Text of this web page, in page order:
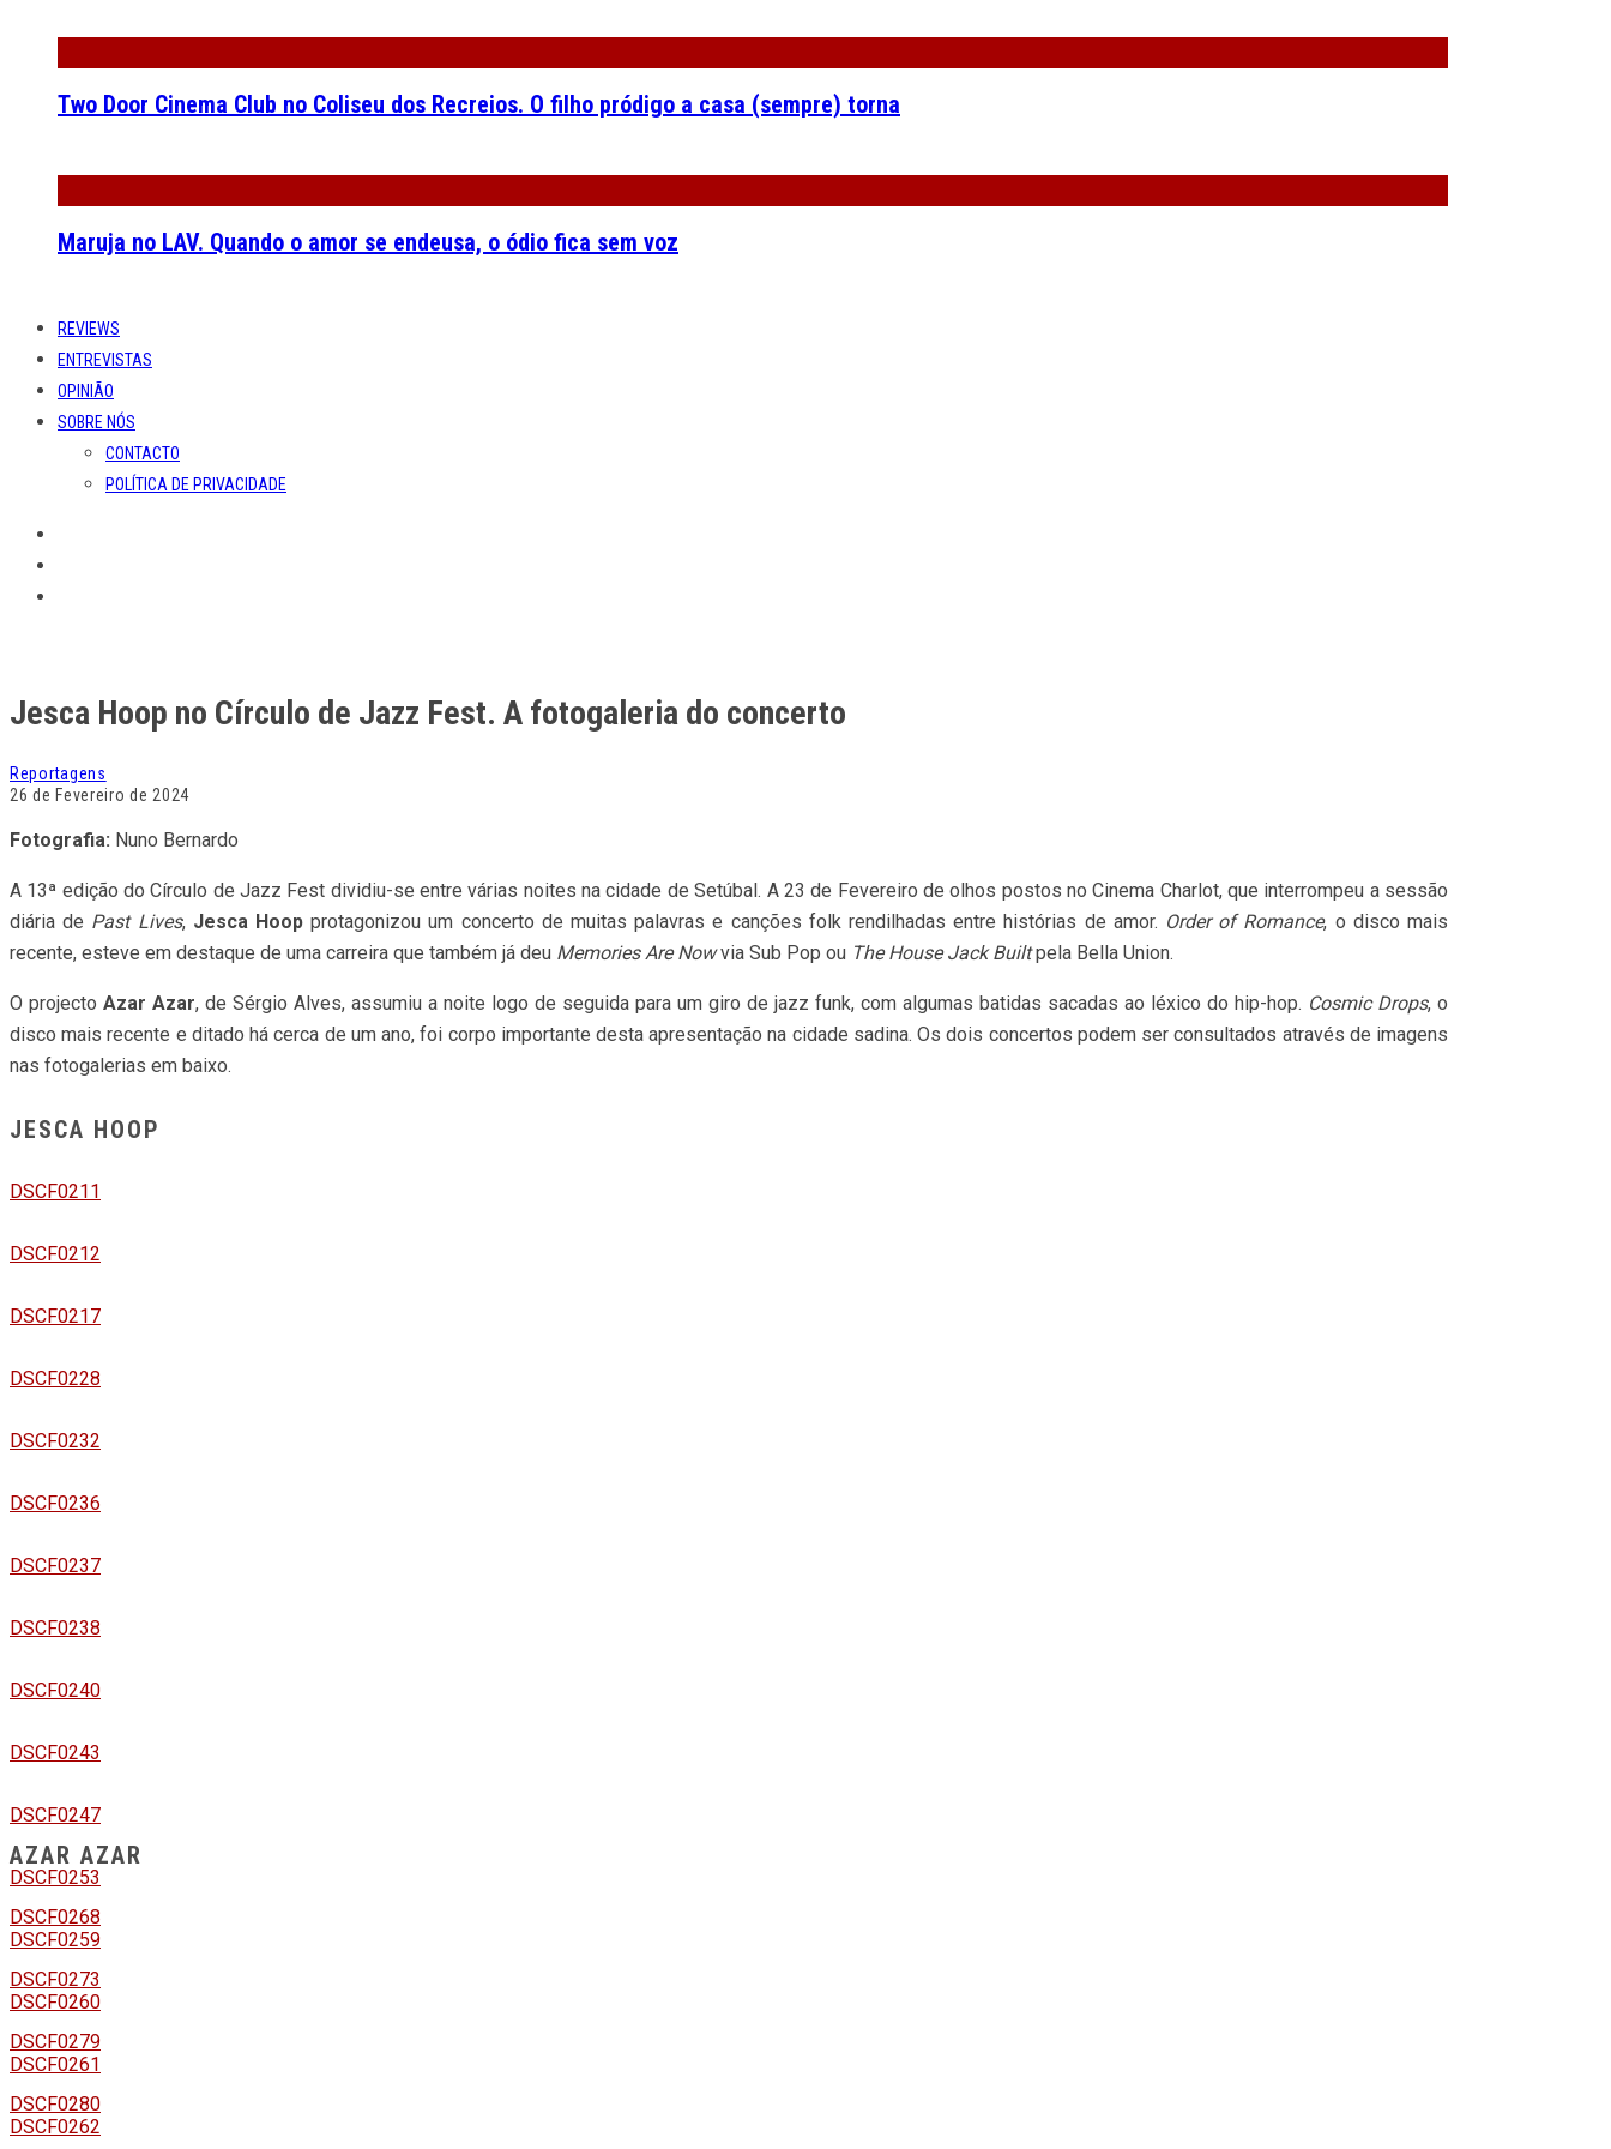
Two Door Cinema Club no Coliseu dos Recreios. O filho pródigo a casa (sempre) torna
Maruja no LAV. Quando o amor se endeusa, o ódio fica sem voz
REVIEWS
ENTREVISTAS
OPINIÃO
SOBRE NÓS
CONTACTO
POLÍTICA DE PRIVACIDADE
Jesca Hoop no Círculo de Jazz Fest. A fotogaleria do concerto
Reportagens
26 de Fevereiro de 2024
Fotografia: Nuno Bernardo
A 13ª edição do Círculo de Jazz Fest dividiu-se entre várias noites na cidade de Setúbal. A 23 de Fevereiro de olhos postos no Cinema Charlot, que interrompeu a sessão
diária de Past Lives, Jesca Hoop protagonizou um concerto de muitas palavras e canções folk rendilhadas entre histórias de amor. Order of Romance, o disco mais
recente, esteve em destaque de uma carreira que também já deu Memories Are Nowvia Sub Pop ou The House Jack Builtpela Bella Union.
O projecto Azar Azar, de Sérgio Alves, assumiu a noite logo de seguida para um giro de jazz funk, com algumas batidas sacadas ao léxico do hip-hop. Cosmic Drops, o
disco mais recente e ditado há cerca de um ano, foi corpo importante desta apresentação na cidade sadina. Os dois concertos podem ser consultados através de imagens
nas fotogalerias em baixo.
JESCA HOOP
DSCF0211
DSCF0212
DSCF0217
DSCF0228
DSCF0232
DSCF0236
DSCF0237
DSCF0238
DSCF0240
DSCF0243
DSCF0247
DSCF0253
DSCF0259
DSCF0260
DSCF0261
DSCF0262
AZAR AZAR
DSCF0268
DSCF0273
DSCF0279
DSCF0280